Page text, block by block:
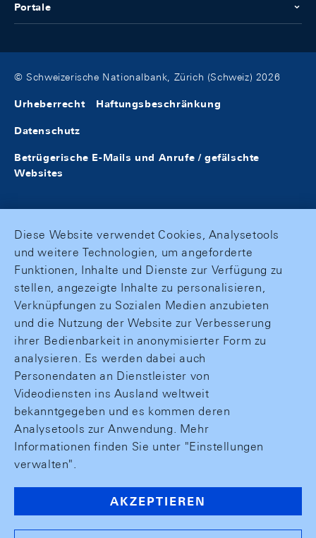
Portale
© Schweizerische Nationalbank, Zürich (Schweiz) 2026
Urheberrecht Haftungsbeschränkung
Datenschutz
Betrügerische E-Mails und Anrufe / gefälschte
Websites
Diese Website verwendet Cookies, Analysetools
und weitere Technologien, um angeforderte
Funktionen, Inhalte und Dienste zur Verfügung zu
stellen, angezeigte Inhalte zu personalisieren,
Verknüpfungen zu Sozialen Medien anzubieten
und die Nutzung der Website zur Verbesserung
ihrer Bedienbarkeit in anonymisierter Form zu
analysieren. Es werden dabei auch
Personendaten an Dienstleister von
Videodiensten ins Ausland weltweit
bekanntgegeben und es kommen deren
Analysetools zur Anwendung. Mehr
Informationen finden Sie unter "Einstellungen
verwalten".
AKZEPTIEREN